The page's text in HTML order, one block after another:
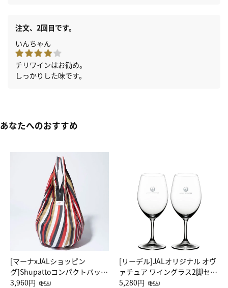
注文、2回目です。
いんちゃん
チリワインはお勧め。
しっかりした味です。
あなたへのおすすめ
[マーナxJALショッピン
グ]Shupattoコンパクトバッグ
Drop JAL客室乗務員（LC）ス
3,960円 （税込）
[リーデル]JALオリジナル オヴ
ァチュア ワイングラス2脚セッ
ト（レッドワイン）
5,280円 （税込）